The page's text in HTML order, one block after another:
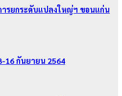
ารยกระดับแปลงใหญ่ฯ ขอนแก่น
16 กันยายน 2564